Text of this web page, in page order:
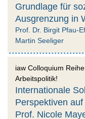
Grundlage für
Ausgrenzung in
Prof. Dr. Birgit Pfau-
Martin Seeliger
iaw Colloquium
Arbeitspolitik!
Internationale
Perspektiven
Prof. Nicole